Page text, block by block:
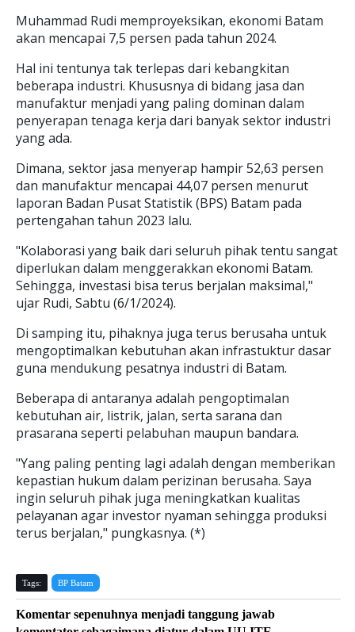
Muhammad Rudi memproyeksikan, ekonomi Batam
akan mencapai 7,5 persen pada tahun 2024.
Hal ini tentunya tak terlepas dari kebangkitan
beberapa industri. Khususnya di bidang jasa dan
manufaktur menjadi yang paling dominan dalam
penyerapan tenaga kerja dari banyak sektor industri
yang ada.
Dimana, sektor jasa menyerap hampir 52,63 persen
dan manufaktur mencapai 44,07 persen menurut
laporan Badan Pusat Statistik (BPS) Batam pada
pertengahan tahun 2023 lalu.
"Kolaborasi yang baik dari seluruh pihak tentu sangat
diperlukan dalam menggerakkan ekonomi Batam.
Sehingga, investasi bisa terus berjalan maksimal,"
ujar Rudi, Sabtu (6/1/2024).
Di samping itu, pihaknya juga terus berusaha untuk
mengoptimalkan kebutuhan akan infrastuktur dasar
guna mendukung pesatnya industri di Batam.
Beberapa di antaranya adalah pengoptimalan
kebutuhan air, listrik, jalan, serta sarana dan
prasarana seperti pelabuhan maupun bandara.
"Yang paling penting lagi adalah dengan memberikan
kepastian hukum dalam perizinan berusaha. Saya
ingin seluruh pihak juga meningkatkan kualitas
pelayanan agar investor nyaman sehingga produksi
terus berjalan," pungkasnya. (*)
Tags: BP Batam
Komentar sepenuhnya menjadi tanggung jawab